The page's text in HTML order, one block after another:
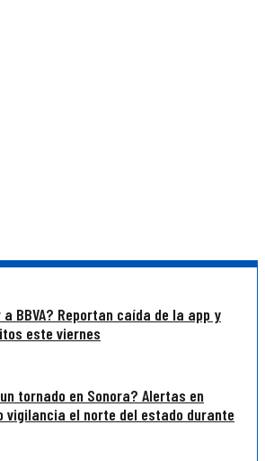
BBVA? Reportan caída de la app y
este viernes
tornado en Sonora? Alertas en
vigilancia el norte del estado durante